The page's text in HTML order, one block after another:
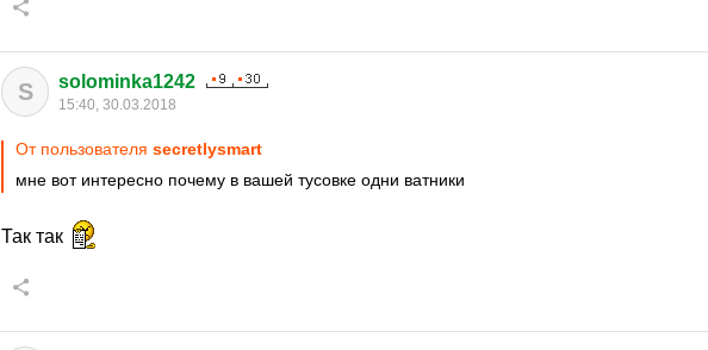
S solominka1242
15:40, 30.03.2018
От пользователя secretlysmart
мне вот интересно почему в вашей тусовке одни ватники
Так так